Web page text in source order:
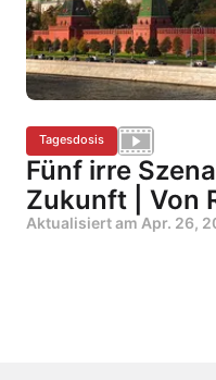
Tagesdosis
Fünf irre
Zukunft | Von
Aktualisiert am Apr. 26,